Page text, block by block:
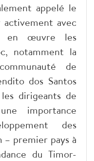
appelé le
activement avec
en œuvre les
notamment la
de
dos Santos
dirigeants de
importance
des
– premier pays à
du Timor-